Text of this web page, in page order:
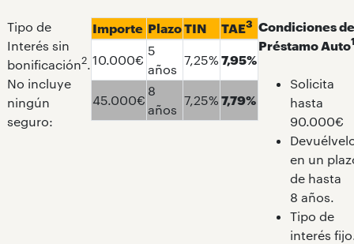
Tipo de
Interés sin
bonificación2.
No incluye
ningún
seguro:
Importe PlazoTIN TAE3
10.000€
5
años
7,25% 7,95%
45.000€
8
años
7,25% 7,79%
Condiciones
Préstamo Auto
Solicita
hasta
90.000€
en un
de hasta
8 años.
Tipo de
interés